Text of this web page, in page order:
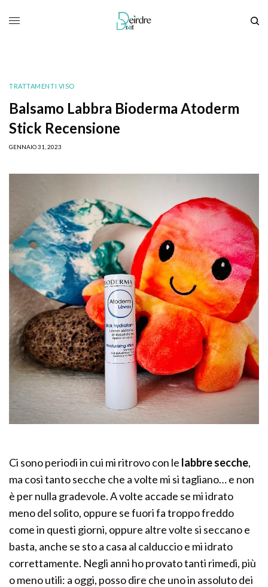
TRATTAMENTI VISO
Balsamo Labbra Bioderma Atoderm
Stick Recensione
GENNAIO 31, 2023
Ci sono periodi in cui mi ritrovo con le labbre secche,
ma così tanto secche che a volte mi si tagliano… e non
è per nulla gradevole. A volte accade se mi idrato
meno del solito, oppure se fuori fa troppo freddo
come in questi giorni, oppure altre volte si seccano e
basta, anche se sto a casa al calduccio e mi idrato
correttamente. Negli anni ho provato tanti rimedi, più
o meno utili: a oggi, posso dire che uno in assoluto dei